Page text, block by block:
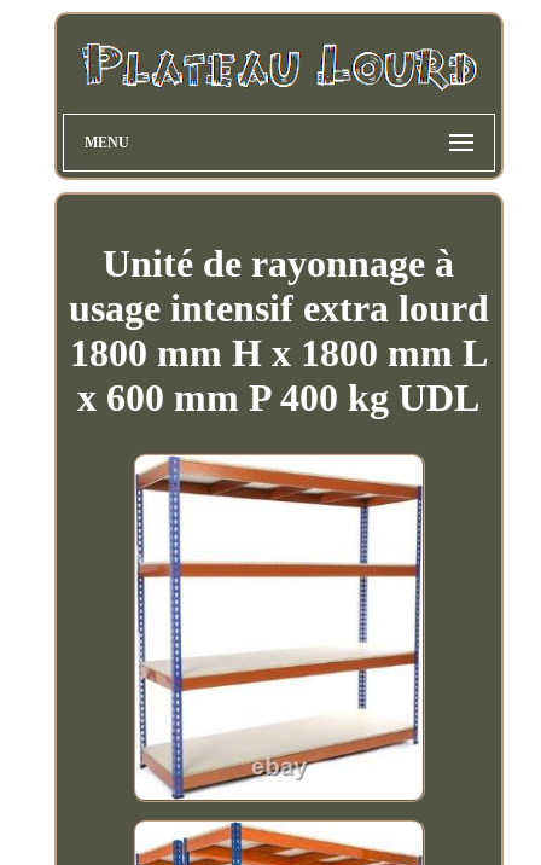
MENU
Unité de rayonnage à
usage intensif extra lourd
1800 mm H x 1800 mm L
x 600 mm P 400 kg UDL